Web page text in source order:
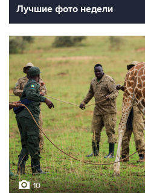
Лучшие фото недели
10